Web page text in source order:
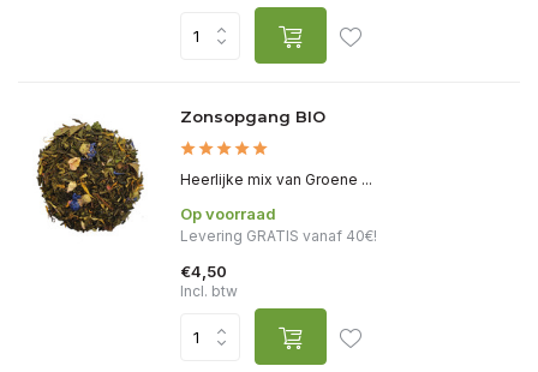
Zonsopgang BIO
Heerlijke mix van Groene ...
Op voorraad
Levering GRATIS vanaf 40€!
€4,50
Incl. btw